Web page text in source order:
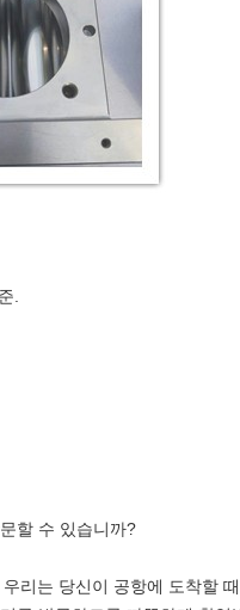
.
할 수 있습니까?
리는 당신이 공항에 도착할